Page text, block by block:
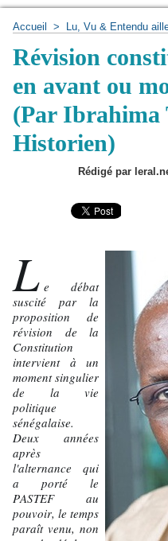
Accueil > Lu, Vu & Entendu
Révision
en avant ou
(Par Ibrahima
Historien)
Rédigé par
L e débat
suscité par la
proposition de
révision de la
Constitution
intervient à un
moment singulier
de la vie
politique
sénégalaise.
Deux années
après
l'alternance qui
a porté le
PASTEF au
pouvoir, le temps
paraît venu, non